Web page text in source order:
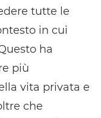
tutte le
in cui
ha
più
vita privata e
che